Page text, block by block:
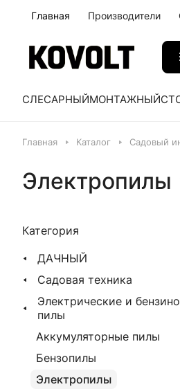
Главная Производители
СЛЕСАРНЫЙМОНТАЖНЫЙ
Главная Каталог Садовый
Электропилы
Категория
ДАЧНЫЙ
Садовая техника
Электрические и
пилы
Аккумуляторные пилы
Бензопилы
Электропилы